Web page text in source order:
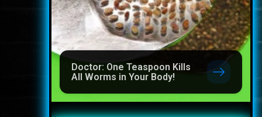
Doctor: One Teaspoon Kills
All Worms in Your Body!